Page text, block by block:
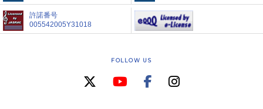
許諾番号
005542005Y31018
FOLLOW US